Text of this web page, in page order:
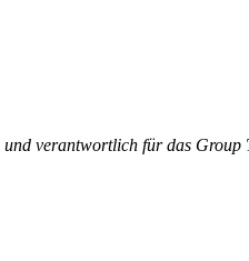
verantwortlich für das Group